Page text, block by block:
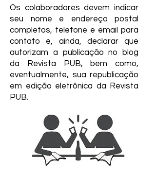
Os colaboradores devem indicar
seu nome e endereço postal
completos, telefone e email para
contato e, ainda, declarar que
autorizam a publicação no blog
da Revista PUB, bem como,
eventualmente, sua republicação
em edição eletrônica da Revista
PUB.